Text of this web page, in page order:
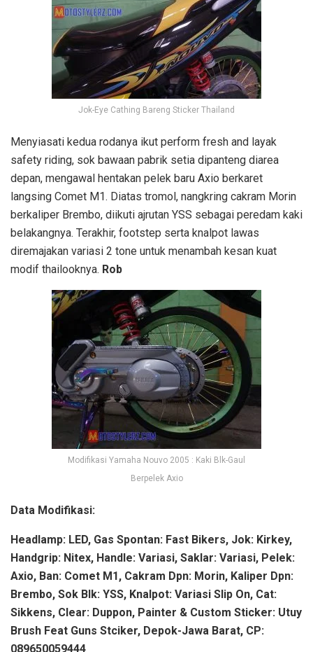
Jok-Eye Cathing Bareng Sticker Thailand
Menyiasati kedua rodanya ikut perform fresh and layak
safety riding, sok bawaan pabrik setia dipanteng diarea
depan, mengawal hentakan pelek baru Axio berkaret
langsing Comet M1. Diatas tromol, nangkring cakram Morin
berkaliper Brembo, diikuti ajrutan YSS sebagai peredam kaki
belakangnya. Terakhir, footstep serta knalpot lawas
diremajakan variasi 2 tone untuk menambah kesan kuat
modif thailooknya. Rob
Modifikasi Yamaha Nouvo 2005 : Kaki Blk-Gaul
Berpelek Axio
Data Modifikasi:
Headlamp: LED, Gas Spontan: Fast Bikers, Jok: Kirkey,
Handgrip: Nitex, Handle: Variasi, Saklar: Variasi, Pelek:
Axio, Ban: Comet M1, Cakram Dpn: Morin, Kaliper Dpn:
Brembo, Sok Blk: YSS, Knalpot: Variasi Slip On, Cat:
Sikkens, Clear: Duppon, Painter & Custom Sticker: Utuy
Brush Feat Guns Stciker, Depok-Jawa Barat, CP:
089650059444